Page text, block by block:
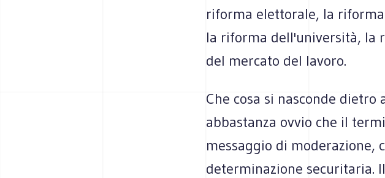
riforma elettorale, la
la riforma dell'università, la
del mercato del lavoro.
Che cosa si nasconde
abbastanza ovvio che il
messaggio di moderazione,
determinazione securitaria.